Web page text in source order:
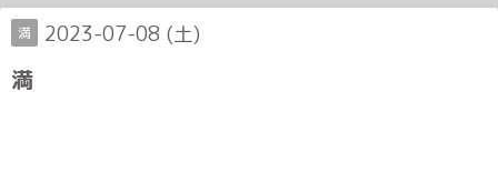
満 2023-07-08 (土)
満